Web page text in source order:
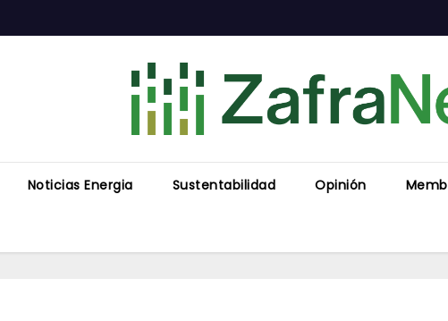
Noticias Energia Sustentabilidad Opinión